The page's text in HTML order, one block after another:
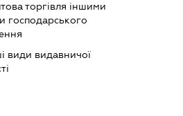
торгівля іншими
господарського
види видавничої